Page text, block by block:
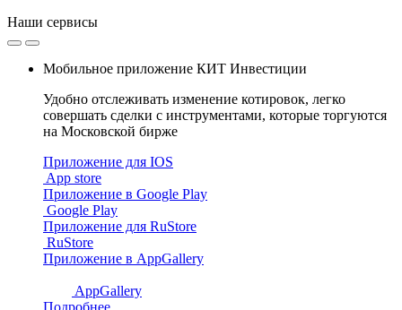
Наши сервисы
Мобильное приложение КИТ Инвестиции
Удобно отслеживать изменение котировок, легко
совершать сделки с инструментами, которые торгуются
на Московской бирже
Приложение для IOS
App store
Приложение в Google Play
Google Play
Приложение для RuStore
RuStore
Приложение в AppGallery
AppGallery
Подробнее